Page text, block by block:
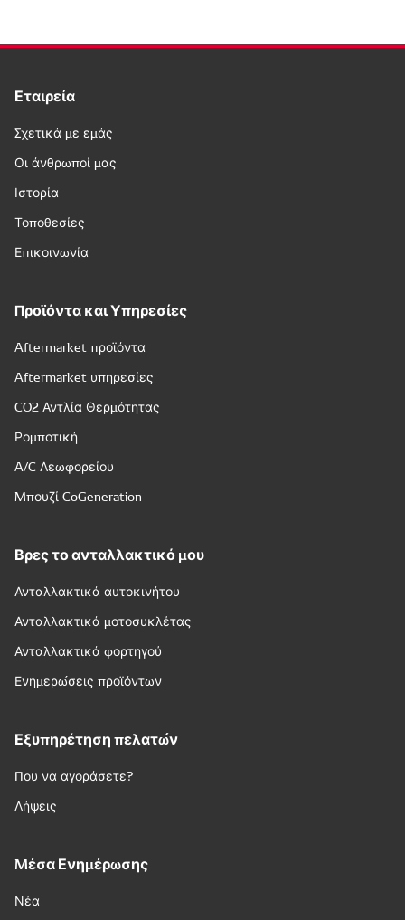
Εταιρεία
Σχετικά με εμάς
Οι άνθρωποί μας
Ιστορία
Τοποθεσίες
Επικοινωνία
Προϊόντα και Υπηρεσίες
Aftermarket προϊόντα
Aftermarket υπηρεσίες
CO2 Αντλία Θερμότητας
Ρομποτική
A/C Λεωφορείου
Μπουζί CoGeneration
Βρες το ανταλλακτικό μου
Ανταλλακτικά αυτοκινήτου
Ανταλλακτικά μοτοσυκλέτας
Ανταλλακτικά φορτηγού
Ενημερώσεις προϊόντων
Εξυπηρέτηση πελατών
Που να αγοράσετε?
Λήψεις
Μέσα Ενημέρωσης
Νέα